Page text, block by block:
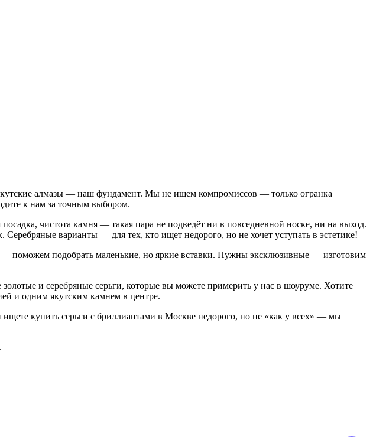
алмазы — наш фундамент. Мы не ищем компромиссов — только огранка
к нам за точным выбором.
чистота камня — такая пара не подведёт ни в повседневной носке, ни на выход.
варианты — для тех, кто ищет недорого, но не хочет уступать в эстетике!
— поможем подобрать маленькие, но яркие вставки. Нужны эксклюзивные — изготовим
и серебряные серьги, которые вы можете примерить у нас в шоуруме. Хотите
и одним якутским камнем в центре.
купить серьги с бриллиантами в Москве недорого, но не «как у всех» — мы